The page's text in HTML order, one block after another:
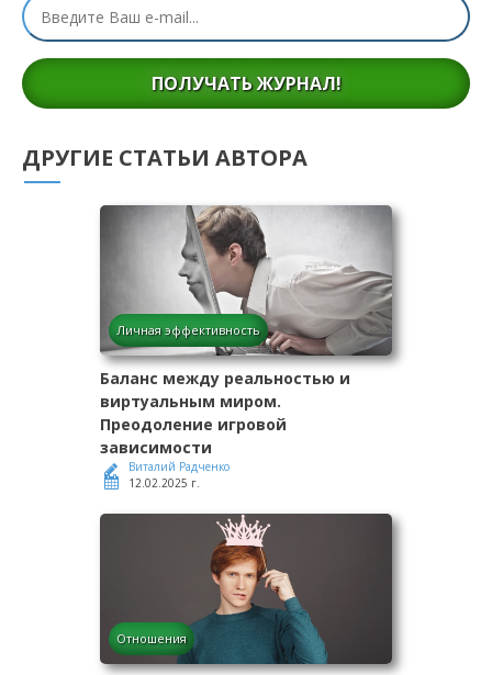
ПОЛУЧАТЬ ЖУРНАЛ!
ДРУГИЕ СТАТЬИ АВТОРА
Личная эффективность
Баланс между реальностью и
виртуальным миром.
Преодоление игровой
зависимости
Виталий Радченко
12.02.2025 г.
Отношения